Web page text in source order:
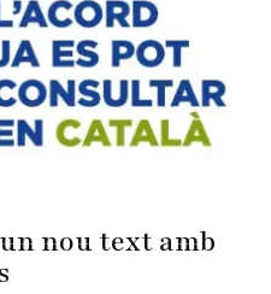
nou text amb